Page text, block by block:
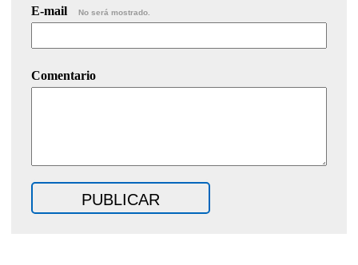
E-mail No será mostrado.
Comentario